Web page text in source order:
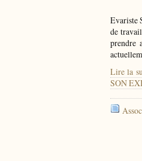
Evariste
de
prendre
Lire la
SON